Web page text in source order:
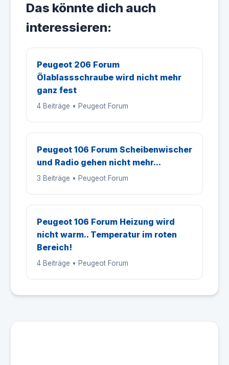
Das könnte dich auch
interessieren:
Peugeot 206 Forum
Ölablassschraube wird nicht mehr
ganz fest
4 Beiträge • Peugeot Forum
Peugeot 106 Forum Scheibenwischer
und Radio gehen nicht mehr...
3 Beiträge • Peugeot Forum
Peugeot 106 Forum Heizung wird
nicht warm.. Temperatur im roten
Bereich!
4 Beiträge • Peugeot Forum